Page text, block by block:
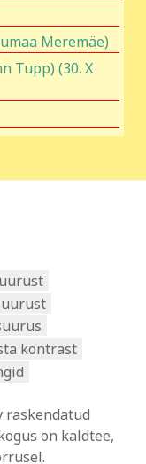
Meremäe)
Tupp) (30. X
kontrast
raskendatud
on kaldtee,